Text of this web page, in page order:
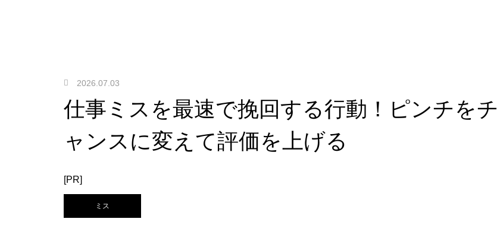
2026.07.03
仕事ミスを最速で挽回する行動！ピンチをチ
ャンスに変えて評価を上げる
[PR]
ミス